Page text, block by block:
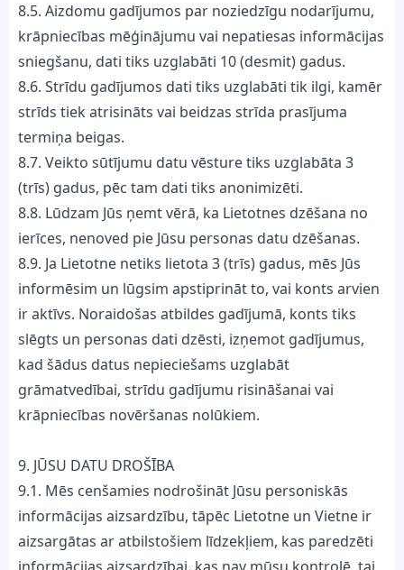
8.5. Aizdomu gadījumos par noziedzīgu nodarījumu,
krāpniecības mēģinājumu vai nepatiesas informācijas
sniegšanu, dati tiks uzglabāti 10 (desmit) gadus.
8.6. Strīdu gadījumos dati tiks uzglabāti tik ilgi, kamēr
strīds tiek atrisināts vai beidzas strīda prasījuma
termiņa beigas.
8.7. Veikto sūtījumu datu vēsture tiks uzglabāta 3
(trīs) gadus, pēc tam dati tiks anonimizēti.
8.8. Lūdzam Jūs ņemt vērā, ka Lietotnes dzēšana no
ierīces, nenoved pie Jūsu personas datu dzēšanas.
8.9. Ja Lietotne netiks lietota 3 (trīs) gadus, mēs Jūs
informēsim un lūgsim apstiprināt to, vai konts arvien
ir aktīvs. Noraidošas atbildes gadījumā, konts tiks
slēgts un personas dati dzēsti, izņemot gadījumus,
kad šādus datus nepieciešams uzglabāt
grāmatvedībai, strīdu gadījumu risināšanai vai
krāpniecības novēršanas nolūkiem.
9. JŪSU DATU DROŠĪBA
9.1. Mēs cenšamies nodrošināt Jūsu personiskās
informācijas aizsardzību, tāpēc Lietotne un Vietne ir
aizsargātas ar atbilstošiem līdzekļiem, kas paredzēti